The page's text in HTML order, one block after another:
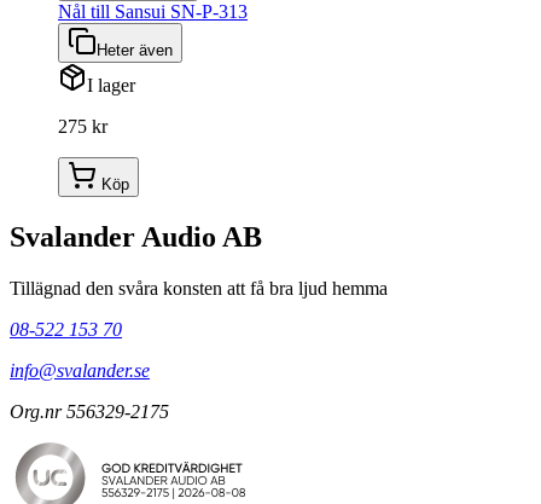
Nål till Sansui SN-P-313
Heter även
I lager
275 kr
Köp
Svalander Audio AB
Tillägnad den svåra konsten att få bra ljud hemma
08-522 153 70
info@svalander.se
Org.nr 556329-2175